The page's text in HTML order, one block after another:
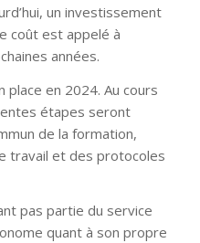
un investissement
coût est appelé à
années.
place en 2024. Au cours
étapes seront
de la formation,
travail et des protocoles
pas partie du service
quant à son propre